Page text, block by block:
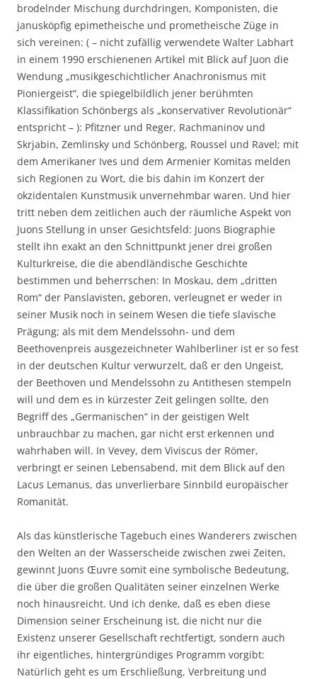
brodelnder Mischung durchdringen, Komponisten, die
janusköpfig epimetheische und prometheische Züge in
sich vereinen: ( – nicht zufällig verwendete Walter Labhart
in einem 1990 erschienenen Artikel mit Blick auf Juon die
Wendung „musikgeschichtlicher Anachronismus mit
Pioniergeist“, die spiegelbildlich jener berühmten
Klassifikation Schönbergs als „konservativer Revolutionär“
entspricht – ): Pfitzner und Reger, Rachmaninov und
Skrjabin, Zemlinsky und Schönberg, Roussel und Ravel; mit
dem Amerikaner Ives und dem Armenier Komitas melden
sich Regionen zu Wort, die bis dahin im Konzert der
okzidentalen Kunstmusik unvernehmbar waren. Und hier
tritt neben dem zeitlichen auch der räumliche Aspekt von
Juons Stellung in unser Gesichtsfeld: Juons Biographie
stellt ihn exakt an den Schnittpunkt jener drei großen
Kulturkreise, die die abendländische Geschichte
bestimmen und beherrschen: In Moskau, dem „dritten
Rom“ der Panslavisten, geboren, verleugnet er weder in
seiner Musik noch in seinem Wesen die tiefe slavische
Prägung; als mit dem Mendelssohn- und dem
Beethovenpreis ausgezeichneter Wahlberliner ist er so fest
in der deutschen Kultur verwurzelt, daß er den Ungeist,
der Beethoven und Mendelssohn zu Antithesen stempeln
will und dem es in kürzester Zeit gelingen sollte, den
Begriff des „Germanischen“ in der geistigen Welt
unbrauchbar zu machen, gar nicht erst erkennen und
wahrhaben will. In Vevey, dem Viviscus der Römer,
verbringt er seinen Lebensabend, mit dem Blick auf den
Lacus Lemanus, das unverlierbare Sinnbild europäischer
Romanität.
Als das künstlerische Tagebuch eines Wanderers zwischen
den Welten an der Wasserscheide zwischen zwei Zeiten,
gewinnt Juons Œuvre somit eine symbolische Bedeutung,
die über die großen Qualitäten seiner einzelnen Werke
noch hinausreicht. Und ich denke, daß es eben diese
Dimension seiner Erscheinung ist, die nicht nur die
Existenz unserer Gesellschaft rechtfertigt, sondern auch
ihr eigentliches, hintergründiges Programm vorgibt:
Natürlich geht es um Erschließung, Verbreitung und